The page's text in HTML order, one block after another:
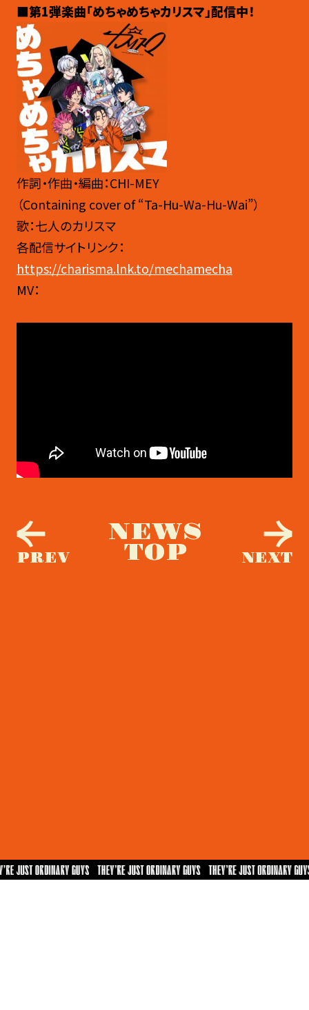
■第1弾楽曲「めちゃめちゃカリスマ」配信中！
作詞・作曲・編曲：CHI-MEY
（Containing cover of “Ta-Hu-Wa-Hu-Wai”）
歌：七人のカリスマ
各配信サイトリンク：
https://charisma.lnk.to/mechamecha
MV：
PREV
NEWS
TOP NEXT